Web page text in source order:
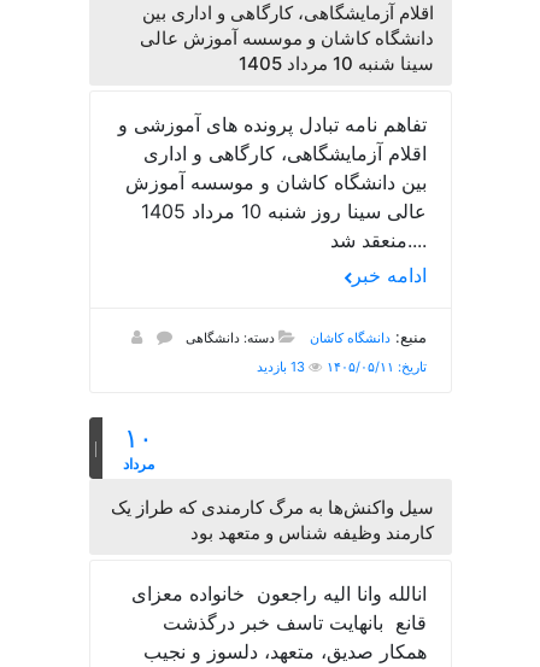
اقلام آزمایشگاهی، کارگاهی و اداری بین
دانشگاه کاشان و موسسه آموزش عالی
سینا شنبه 10 مرداد 1405
تفاهم نامه تبادل پرونده‌ های آموزشی و
اقلام آزمایشگاهی، کارگاهی و اداری
بین دانشگاه کاشان و موسسه آموزش
عالی سینا روز شنبه 10 مرداد 1405
منعقد شد....
ادامه خبر
منبع:دانشگاه کاشان
دسته: دانشگاهی
تاریخ: ۱۴۰۵/۰۵/۱۱
13 بازدید
۱۰
مرداد
سیل واکنش‌ها به مرگ کارمندی که طراز یک
کارمند وظیفه شناس و متعهد بود
انالله وانا الیه راجعون خانواده معزای
قانع بانهایت تاسف خبر درگذشت
همکار صدیق، متعهد، دلسوز و نجیب